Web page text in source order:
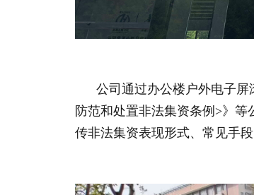
公司通过办公楼户外电子屏
防范和处置非法集资条例>》
传非法集资表现形式、常见手